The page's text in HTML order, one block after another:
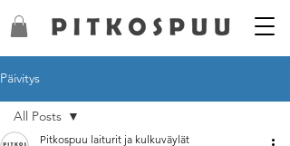
Päivitys
All Posts
Pitkospuu laiturit ja kulkuväylät